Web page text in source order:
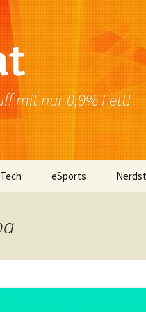
mit nur 0,9% Fett!
eSports